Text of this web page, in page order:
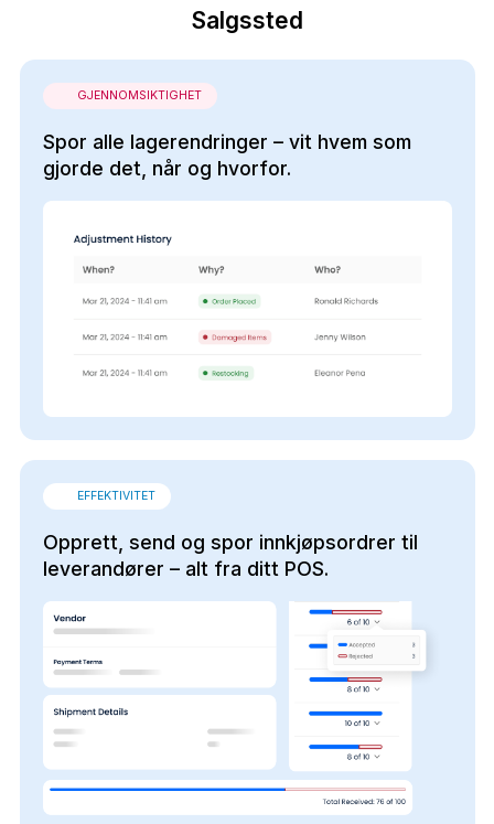
Salgssted
GJENNOMSIKTIGHET
Spor alle lagerendringer – vit hvem som
gjorde det, når og hvorfor.
EFFEKTIVITET
Opprett, send og spor innkjøpsordrer til
leverandører – alt fra ditt POS.